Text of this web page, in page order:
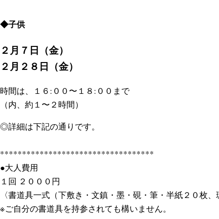
◆子供
２月７日（金）
２月２８日（金）
時間は、１６:００〜１８:００まで
（内、約１〜２時間）
◎詳細は下記の通りです。
***********************************
●大人費用
１回 ２０００円
〈書道具一式（下敷き・文鎮・墨・硯・筆・半紙２０枚、
※ご自分の書道具を持参されても構いません。